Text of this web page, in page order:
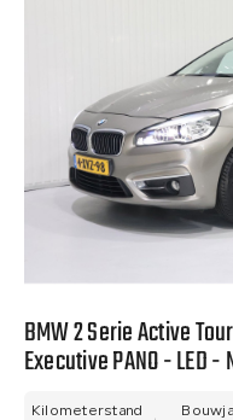
BMW 2 Serie Active
Executive PANO - LED -
Kilometerstand